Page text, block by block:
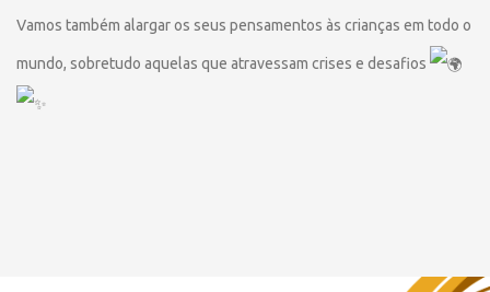
Vamos também alargar os seus pensamentos às crianças em todo o
mundo, sobretudo aquelas que atravessam crises e desafios